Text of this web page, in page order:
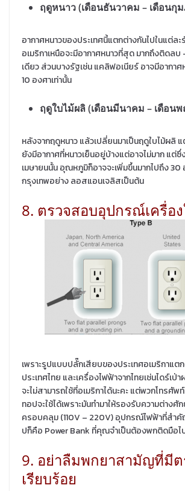
ฤดูหนาว (เดือนธันวาคม – เดือนกุ
อากาศหนาวของประเทศนี้แตกต่างกันไปในแต่ละ
อเมริกาเหนือจะมีอากาศหนาวที่สุด มากถึงติดล
เดียว ส่วนบางรัฐเช่น แคลิฟอเนียร์ อาจมีอากา
10 องศาเท่านั้น
ฤดูใบไม้ผลิ (เดือนมีนาคม – เดือน
หลังจากฤดูหนาว แล้วเปลี่ยนมาเป็นฤดูใบไม้ผลิ
ยังมีอากาศที่หนาวเย็นอยู่บ้างแต่อาจไม่มาก แต่ซึ่
เมษายนนั้น อุณหภูมิก็อาจจะเพิ่มขึ้นมากไปถึง 30
กรุงเทพอย่าง ลอสแอนเจลิสเป็นต้น
8. ตรวจสอบอุปกรณ์เครื่อ
เพราะรูปแบบปลั๊กเสียบของประเทศอเมริกาแต
ประเทศไทย และเครื่องไฟฟ้าจากไทยเช่นไดร์เป่
จะไม่สามารถใช้ที่อเมริกาได้นะคะ แต่พวกโทรศั
ทอปจะใช้ได้เพราะมันทำมาให้รองรับความต่างศั
ครอบคลุม (110V – 220V) อุปกรณ์ไฟฟ้าที่สำ
ปก็คือ Power Bank ที่คุณจำเป็นต้องพกติดมือไ
9. อย่าลืมพกยาสามัญที่มี
เรียบร้อย